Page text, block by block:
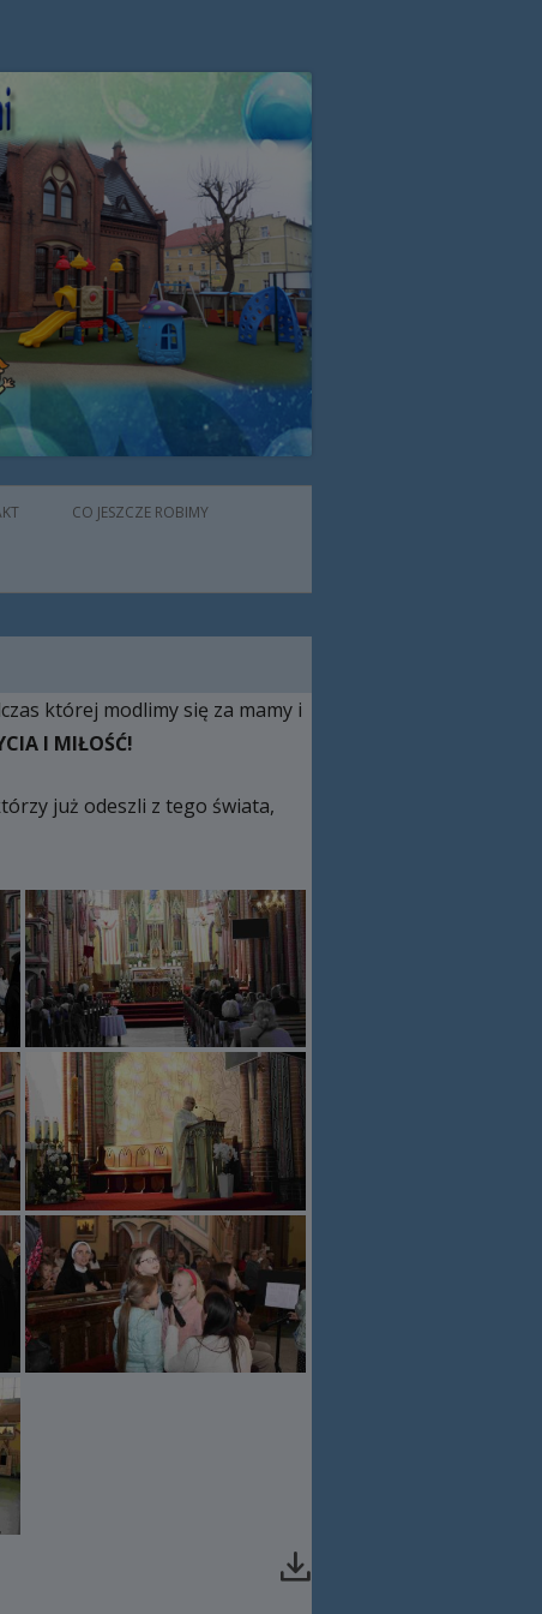
przez Zgromadzenie Sióstr
CO JESZCZE ROBIMY
której modlimy się za mamy i
I MIŁOŚĆ!
już odeszli z tego świata,